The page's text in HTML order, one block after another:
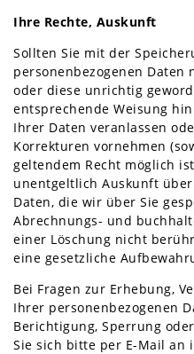
Ihre Rechte, Auskunft
Sollten Sie mit der
personenbezogenen
oder diese unrichtig
entsprechende Weisung
Ihrer Daten veranlassen
Korrekturen vornehmen
geltendem Recht möglich
unentgeltlich Auskunft
Daten, die wir über Sie
Abrechnungs- und
einer Löschung nicht
eine gesetzliche
Bei Fragen zur Erhebung,
Ihrer personenbezogenen
Berichtigung, Sperrung
Sie sich bitte per E-Mail an